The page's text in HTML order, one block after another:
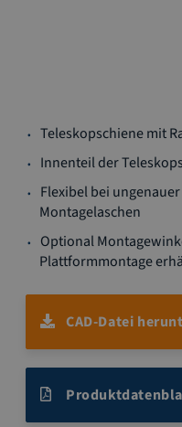
Anfang
der
springen
Teleskopschiene mit
Innenteil der
Flexibel bei
Montagelaschen
Optional
Plattformmontage
CAD-Datei